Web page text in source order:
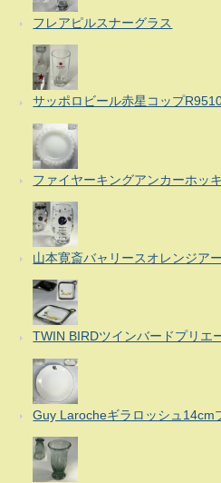
フレアピルスナーグラス
サッポロビール赤星コップ
ファイヤーキングアンカーホッ
山本寛斎バャリースオレンジア
TWIN BIRDツインバードプリエ
Guy Larocheギラロッシュ14cm